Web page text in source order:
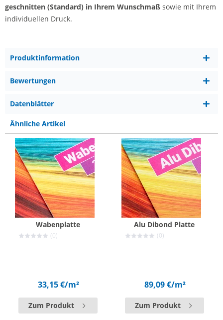
geschnitten (Standard) in Ihrem Wunschmaß sowie mit Ihrem
individuellen Druck.
Produktinformation
Bewertungen
Datenblätter
Ähnliche Artikel
Wabenplatte
(0)
33,15 €/m²
Zum Produkt
Alu Dibond Platte
(0)
89,09 €/m²
Zum Produkt